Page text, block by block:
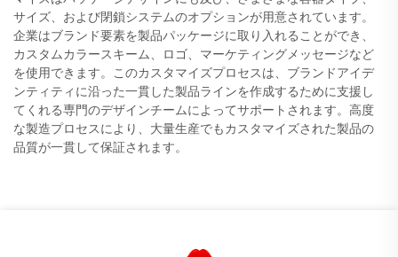
サイズ、および閉鎖システムのオプションが用意されています。
企業はブランド要素を製品パッケージに取り入れることができ、
カスタムカラースキーム、ロゴ、マーケティングメッセージなど
を使用できます。このカスタマイズプロセスは、ブランドアイデ
ンティティに沿った一貫した製品ラインを作成するために支援し
てくれる専門のデザインチームによってサポートされます。高度
な製造プロセスにより、大量生産でもカスタマイズされた製品の
品質が一貫して保証されます。